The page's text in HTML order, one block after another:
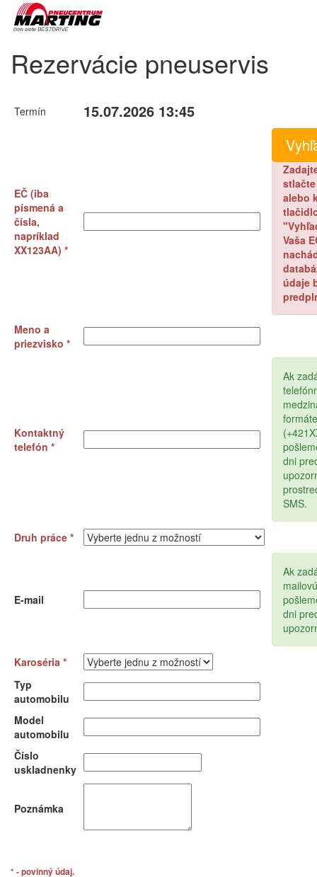
Rezervácie pneuservis
Termín 15.07.2026 13:45
EČ (iba
písmená a
čísla,
napríklad
XX123AA) *
stlačte
alebo
Vaša
údaje
Meno a
priezvisko *
Kontaktný
telefón *
Ak
formáte
dni
SMS.
Druh práce *
E-mail
Ak
dni
Karoséria *
Typ
automobilu
Model
automobilu
Číslo
uskladnenky
Poznámka
* - povinný údaj.